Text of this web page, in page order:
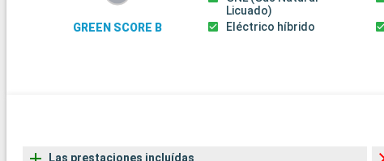
GREEN SCORE B
Licuado)
Eléctrico híbrido
Las prestaciones incluídas